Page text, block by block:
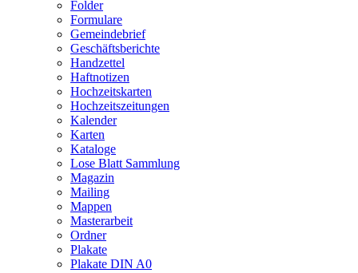
Folder
Formulare
Gemeindebrief
Geschäftsberichte
Handzettel
Haftnotizen
Hochzeitskarten
Hochzeitszeitungen
Kalender
Karten
Kataloge
Lose Blatt Sammlung
Magazin
Mailing
Mappen
Masterarbeit
Ordner
Plakate
Plakate DIN A0